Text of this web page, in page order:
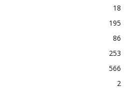
18
195
86
253
566
2